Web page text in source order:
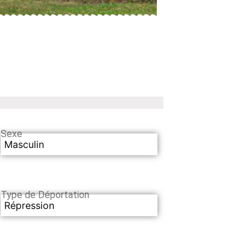
Sexe
Masculin
Type de Déportation
Répression